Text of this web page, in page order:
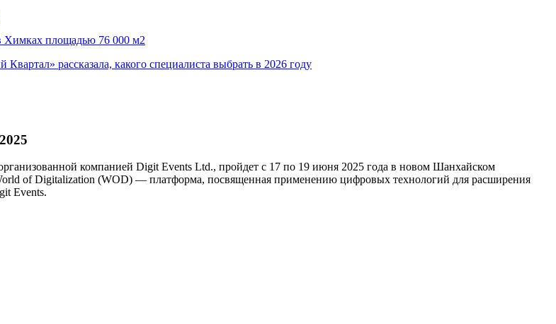
Химках площадью 76 000 м2
рассказала, какого специалиста выбрать в 2026 году
компанией Digit Events Ltd., пройдет с 17 по 19 июня 2025 года в новом Шанхайском
of Digitalization (WOD) — платформа, посвященная применению цифровых технологий для расширения
Events.